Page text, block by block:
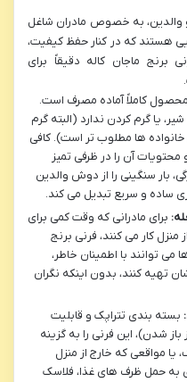
والدین، به خصوص مادران شاغل
هستند که در کنار حفظ کیفیت،
ماجان کاله دقیقاً برای
کاملاً آماده مصرف است.
یا گرم کردن ندارد (البته گرم
خانواده ها مطلوب تر است). کافی
آن را در ظرفی تمیز
بار سنگینی را از دوش والدین
ساده و سریع تبدیل می کند.
برای مادرانی که وقت کمی برای
منزل کار می کنند، فرنی برنج
توانند با اطمینان خاطر،
تهیه کنند، بدون اینکه نگران
بسته بندی تتراپک و قابلیت
شدن)، این فرنی را به گزینه
یا مواقعی که خارج از منزل
به حمل ظرف های غذا، فلاسک